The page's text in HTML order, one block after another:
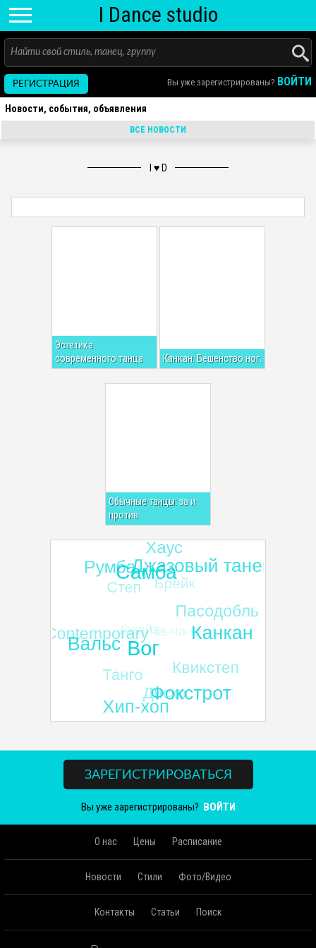
I Dance studio
Вы уже зарегистрированы? ВОЙТИ
РЕГИСТРАЦИЯ
Новости, события, объявления
ВСЕ НОВОСТИ
Эстетика
современного танца
Канкан. Бешенство ног.
Обычные танцы: за и
против
ЗАРЕГИСТРИРОВАТЬСЯ
Вы уже зарегистрированы? ВОЙТИ
О нас Цены Расписание
Новости Стили Фото/Видео
Контакты Статьи Поиск